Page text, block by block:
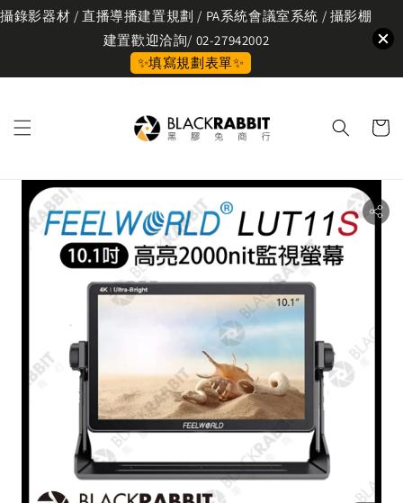
攝錄影器材 / 直播導播建置規劃 / PA系統會議室系統 / 攝影棚
建置歡迎洽詢/ 02-27942002
✨填寫規劃表單✨